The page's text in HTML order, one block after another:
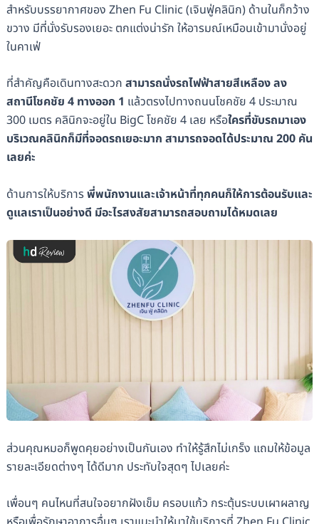
สำหรับบรรยากาศของ Zhen Fu Clinic (​​เจินฟู่คลินิก) ด้านในก็กว้าง
ขวาง มีที่นั่งรับรองเยอะ ตกแต่งน่ารัก ให้อารมณ์เหมือนเข้ามานั่งอยู่
ในคาเฟ่
ที่สำคัญคือเดินทางสะดวก สามารถนั่งรถไฟฟ้าสายสีเหลือง ลง
สถานีโชคชัย 4 ทางออก 1 แล้วตรงไปทางถนนโชคชัย 4 ประมาณ
300 เมตร คลินิกจะอยู่ใน BigC โชคชัย 4 เลย หรือใครที่ขับรถมาเอง
บริเวณคลินิกก็มีที่จอดรถเยอะมาก สามารถจอดได้ประมาณ 200 คัน
เลยค่ะ
ด้านการให้บริการพี่พนักงานและเจ้าหน้าที่ทุกคนก็ให้การต้อนรับและ
ดูแลเราเป็นอย่างดี มีอะไรสงสัยสามารถสอบถามได้หมดเลย
ส่วนคุณหมอก็พูดคุยอย่างเป็นกันเอง ทำให้รู้สึกไม่เกร็ง แถมให้ข้อมูล
รายละเอียดต่างๆ ได้ดีมาก ประทับใจสุดๆ ไปเลยค่ะ
เพื่อนๆ คนไหนที่สนใจอยากฝังเข็ม ครอบแก้ว กระตุ้นระบบเผาผลาญ